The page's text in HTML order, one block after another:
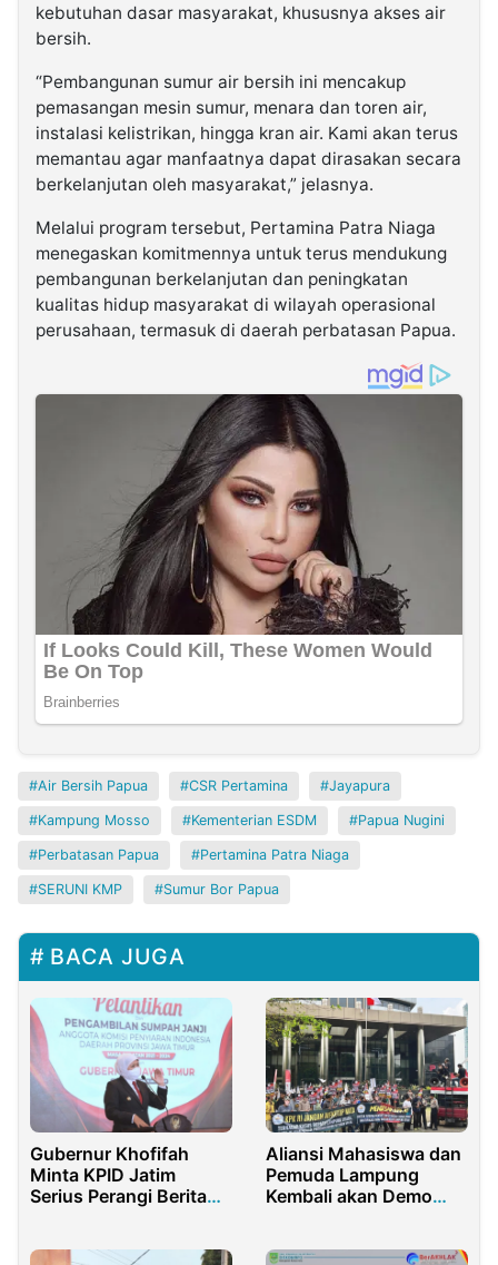
kebutuhan dasar masyarakat, khususnya akses air
bersih.
“Pembangunan sumur air bersih ini mencakup
pemasangan mesin sumur, menara dan toren air,
instalasi kelistrikan, hingga kran air. Kami akan terus
memantau agar manfaatnya dapat dirasakan secara
berkelanjutan oleh masyarakat,” jelasnya.
Melalui program tersebut, Pertamina Patra Niaga
menegaskan komitmennya untuk terus mendukung
pembangunan berkelanjutan dan peningkatan
kualitas hidup masyarakat di wilayah operasional
perusahaan, termasuk di daerah perbatasan Papua.
Air Bersih Papua CSR Pertamina Jayapura
Kampung Mosso Kementerian ESDM Papua Nugini
Perbatasan Papua Pertamina Patra Niaga
SERUNI KMP Sumur Bor Papua
BACA JUGA
Gubernur Khofifah
Minta KPID Jatim
Serius Perangi Berita
Aliansi Mahasiswa dan
Pemuda Lampung
Kembali akan Demo